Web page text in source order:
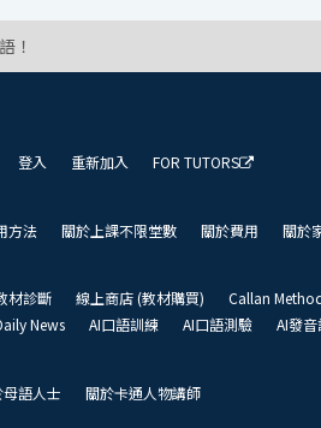
！
登入 重新加入 FOR TUTORS
方法 關於上課不限堂數 關於費用 關於
材診斷 線上商店 (教材購買) Callan
News AI口語訓練 AI口語測驗 AI發
語人士 關於卡通人物講師